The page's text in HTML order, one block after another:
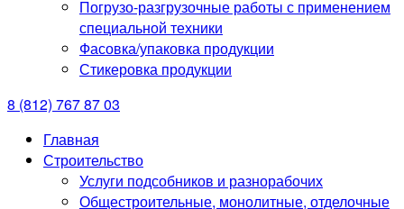
Погрузо-разгрузочные работы с применением
специальной техники
Фасовка/упаковка продукции
Стикеровка продукции
8 (812) 767 87 03
Главная
Строительство
Услуги подсобников и разнорабочих
Общестроительные, монолитные, отделочные